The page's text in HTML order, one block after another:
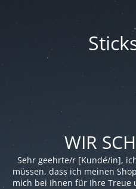
WIR
Sehr geehrte/r [Kunde/in],
müssen, dass ich meinen
mich bei Ihnen für Ihre Treue